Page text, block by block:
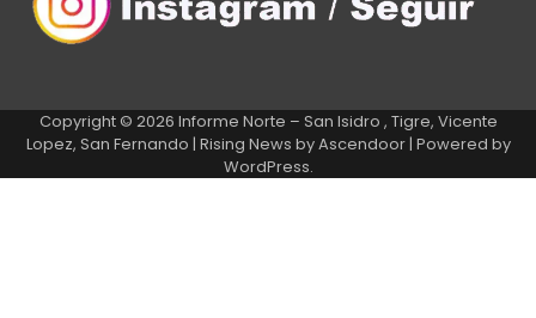
Copyright © 2026 Informe Norte – San Isidro , Tigre, Vicente
Lopez, San Fernando | Rising News byAscendoor| Powered by
WordPress.